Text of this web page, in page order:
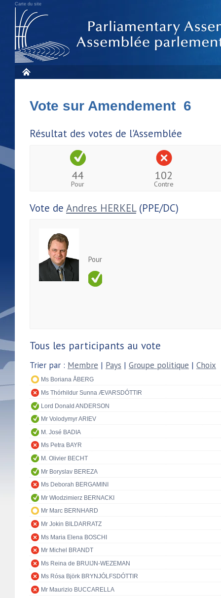
Carte du site
Vote sur Amendement 6
Résultat des votes de l'Assemblée
44
Pour
102
Contre
Vote de Andres HERKEL(PPE/DC)
Pour
Tous les participants au vote
Trier par : Membre | Pays | Groupe politique | Choix
Ms Boriana ÅBERG
Ms Thórhildur Sunna ÆVARSDÓTTIR
Lord Donald ANDERSON
Mr Volodymyr ARIEV
M. José BADIA
Ms Petra BAYR
M. Olivier BECHT
Mr Boryslav BEREZA
Ms Deborah BERGAMINI
Mr Włodzimierz BERNACKI
Mr Marc BERNHARD
Mr Jokin BILDARRATZ
Ms Maria Elena BOSCHI
Mr Michel BRANDT
Ms Reina de BRUIJN-WEZEMAN
Ms Rósa Björk BRYNJÓLFSDÓTTIR
Mr Maurizio BUCCARELLA